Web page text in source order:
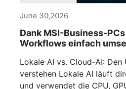
June 30,2026
Dank MSI-Business-
Workflows einfach
Lokale AI vs. Cloud-AI: Den
verstehen Lokale AI läuft
und verwendet die CPU,